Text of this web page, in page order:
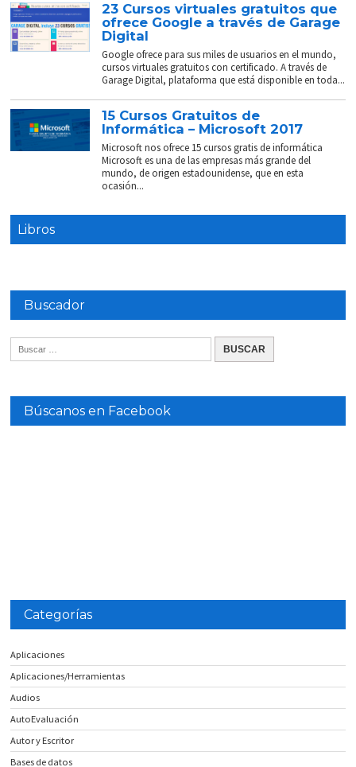
23 Cursos virtuales gratuitos que
ofrece Google a través de Garage
Digital
Google ofrece para sus miles de usuarios en el mundo,
cursos virtuales gratuitos con certificado. A través de
Garage Digital, plataforma que está disponible en toda...
15 Cursos Gratuitos de
Informática – Microsoft 2017
Microsoft nos ofrece 15 cursos gratis de informática
Microsoft es una de las empresas más grande del
mundo, de origen estadounidense, que en esta
ocasión...
Libros
Buscador
Búscanos en Facebook
Categorías
Aplicaciones
Aplicaciones/Herramientas
Audios
AutoEvaluación
Autor y Escritor
Bases de datos